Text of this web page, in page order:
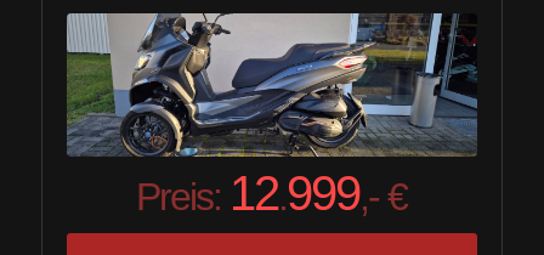
Preis: 12.999,- €